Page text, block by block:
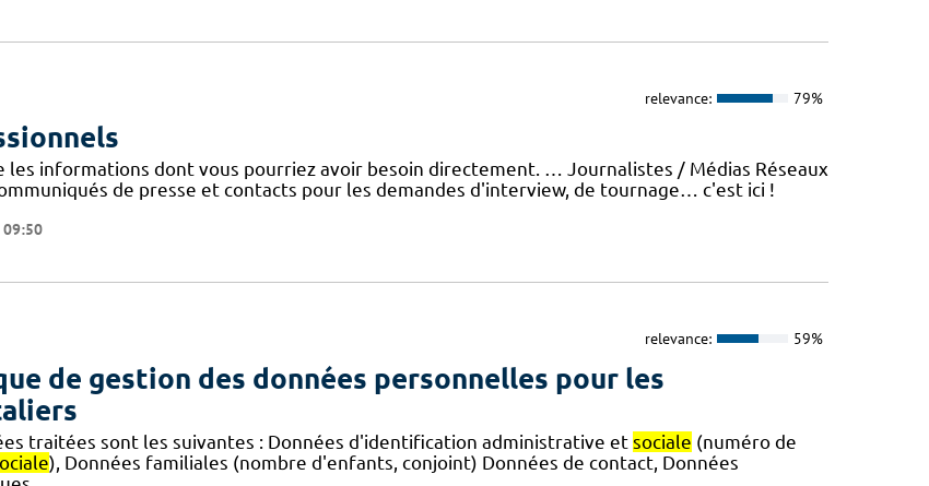
relevance: 79%
les informations dont vous pourriez avoir besoin directement. … Journalistes / Médias Réseaux
de presse et contacts pour les demandes d'interview, de tournage… c'est ici !
relevance: 59%
de gestion des données personnelles pour les
traitées sont les suivantes : Données d'identification administrative et sociale (numéro de
), Données familiales (nombre d'enfants, conjoint) Données de contact, Données